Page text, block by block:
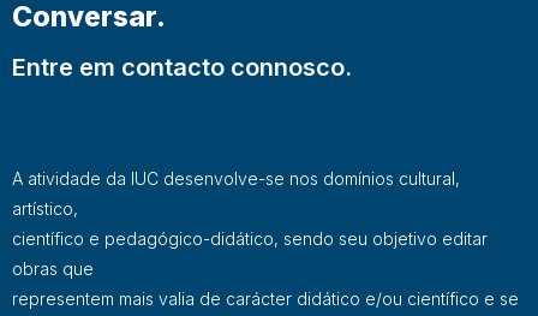
Conversar.
Entre em contacto connosco.
A atividade da IUC desenvolve-se nos domínios cultural,
artístico,
científico e pedagógico-didático, sendo seu objetivo editar
obras que
representem mais valia de carácter didático e/ou científico e se